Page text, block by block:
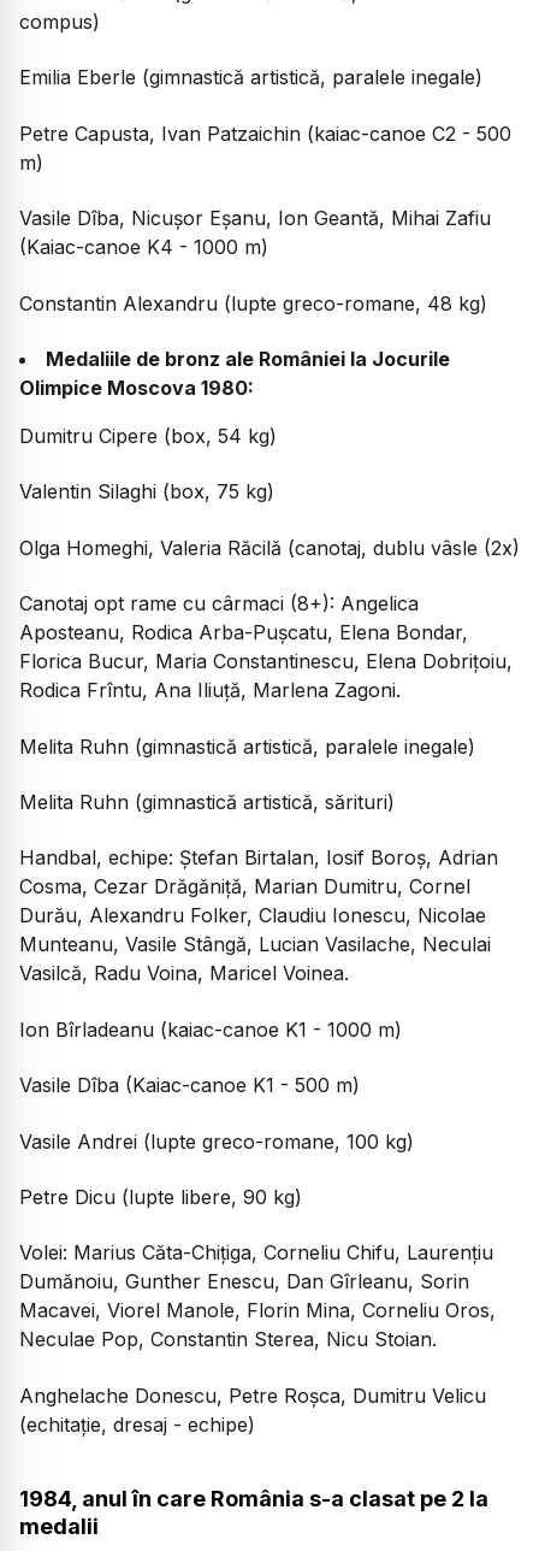
compus)
Emilia Eberle (gimnastică artistică, paralele inegale)
Petre Capusta, Ivan Patzaichin (kaiac-canoe C2 - 500
m)
Vasile Dîba, Nicușor Eșanu, Ion Geantă, Mihai Zafiu
(Kaiac-canoe K4 - 1000 m)
Constantin Alexandru (lupte greco-romane, 48 kg)
Medaliile de bronz ale României la Jocurile
Olimpice Moscova 1980:
Dumitru Cipere (box, 54 kg)
Valentin Silaghi (box, 75 kg)
Olga Homeghi, Valeria Răcilă (canotaj, dublu vâsle (2x)
Canotaj opt rame cu cârmaci (8+): Angelica
Aposteanu, Rodica Arba-Pușcatu, Elena Bondar,
Florica Bucur, Maria Constantinescu, Elena Dobrițoiu,
Rodica Frîntu, Ana Iliuță, Marlena Zagoni.
Melita Ruhn (gimnastică artistică, paralele inegale)
Melita Ruhn (gimnastică artistică, sărituri)
Handbal, echipe: Ștefan Birtalan, Iosif Boroș, Adrian
Cosma, Cezar Drăgăniță, Marian Dumitru, Cornel
Durău, Alexandru Folker, Claudiu Ionescu, Nicolae
Munteanu, Vasile Stângă, Lucian Vasilache, Neculai
Vasilcă, Radu Voina, Maricel Voinea.
Ion Bîrladeanu (kaiac-canoe K1 - 1000 m)
Vasile Dîba (Kaiac-canoe K1 - 500 m)
Vasile Andrei (lupte greco-romane, 100 kg)
Petre Dicu (lupte libere, 90 kg)
Volei: Marius Căta-Chițiga, Corneliu Chifu, Laurențiu
Dumănoiu, Gunther Enescu, Dan Gîrleanu, Sorin
Macavei, Viorel Manole, Florin Mina, Corneliu Oros,
Neculae Pop, Constantin Sterea, Nicu Stoian.
Anghelache Donescu, Petre Roșca, Dumitru Velicu
(echitație, dresaj - echipe)
1984, anul în care România s-a clasat pe 2 la
medalii